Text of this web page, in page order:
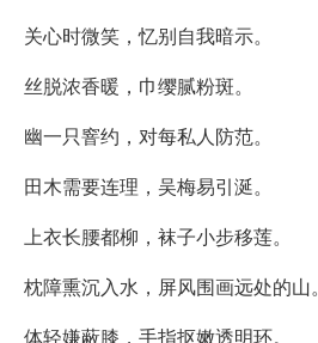
关心时微笑，忆别自我暗示。
丝脱浓香暖，巾缨腻粉斑。
幽一只窨约，对每私人防范。
田木需要连理，吴梅易引涎。
上衣长腰都柳，袜子小步移莲。
枕障熏沉入水，屏风围画远处的山。
体轻嫌蔽膝，手指抠嫩透明环。